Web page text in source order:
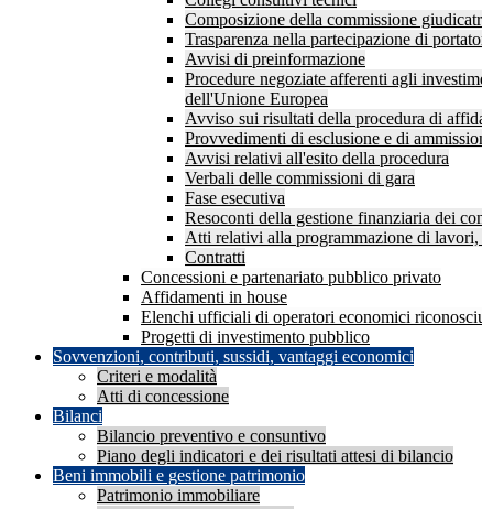
Composizione della commissione
Trasparenza nella partecipazione di
Avvisi di preinformazione
Procedure negoziate afferenti agli
dell'Unione Europea
Avviso sui risultati della procedura di
Provvedimenti di esclusione e di
Avvisi relativi all'esito della procedura
Verbali delle commissioni di gara
Fase esecutiva
Resoconti della gestione finanziaria dei
Atti relativi alla programmazione di
Contratti
Concessioni e partenariato pubblico privato
Affidamenti in house
Elenchi ufficiali di operatori economici
Progetti di investimento pubblico
Sovvenzioni, contributi, sussidi, vantaggi economici
Criteri e modalità
Atti di concessione
Bilanci
Bilancio preventivo e consuntivo
Piano degli indicatori e dei risultati attesi di bilancio
Beni immobili e gestione patrimonio
Patrimonio immobiliare